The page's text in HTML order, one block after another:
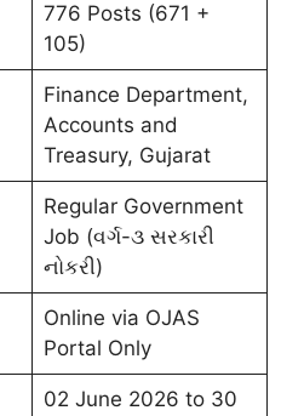
776 Posts (671 +
105)
Finance Department,
Accounts and
Treasury, Gujarat
Regular Government
Job (વર્ગ-૩ સરકારી
નોકરી)
Online via OJAS
Portal Only
02 June 2026 to 30